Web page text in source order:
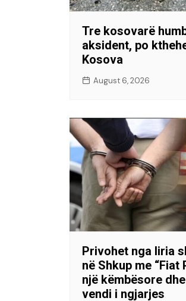
Tre kosovarë
aksident, po
Kosova
August 6, 2026
Privohet nga liria
në Shkup me “Fiat
një këmbësore
vendi i ngjarjes